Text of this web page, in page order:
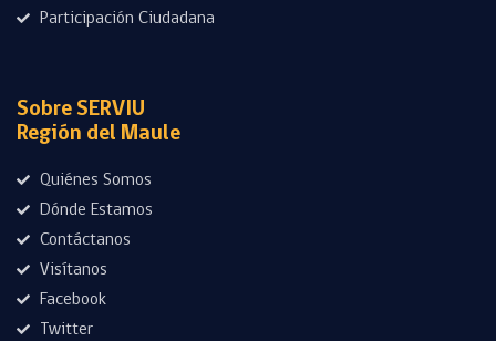
Participación Ciudadana
Sobre SERVIU
Región del Maule
Quiénes Somos
Dónde Estamos
Contáctanos
Visítanos
Facebook
Twitter